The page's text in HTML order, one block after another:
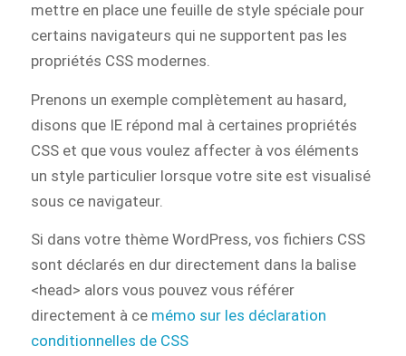
mettre en place une feuille de style spéciale pour
certains navigateurs qui ne supportent pas les
propriétés CSS modernes.
Prenons un exemple complètement au hasard,
disons que IE répond mal à certaines propriétés
CSS et que vous voulez affecter à vos éléments
un style particulier lorsque votre site est visualisé
sous ce navigateur.
Si dans votre thème WordPress, vos fichiers CSS
sont déclarés en dur directement dans la balise
<head> alors vous pouvez vous référer
directement à ce mémo sur les déclaration
conditionnelles de CSS